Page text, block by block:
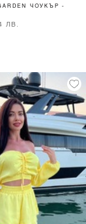
ЧОУКЪР -
ЛВ.